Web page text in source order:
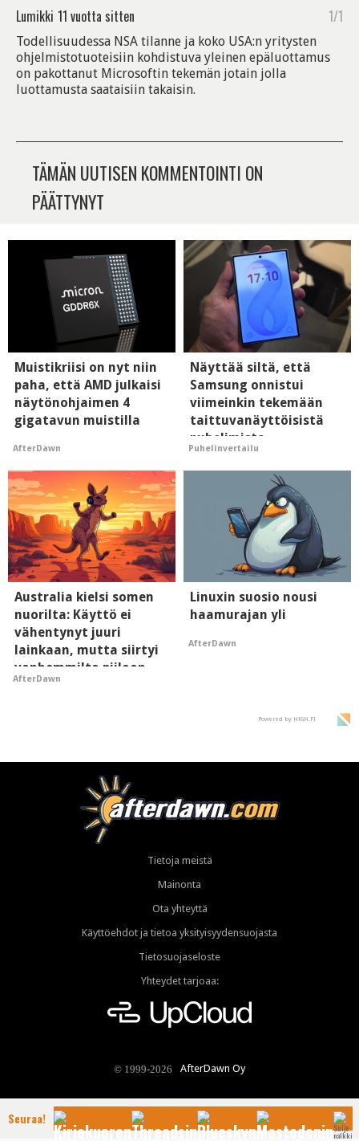
Lumikki 11 vuotta sitten 1/1
Todellisuudessa NSA tilanne ja koko USA:n yritysten
ohjelmistotuoteisiin kohdistuva yleinen epäluottamus
on pakottanut Microsoftin tekemän jotain jolla
luottamusta saataisiin takaisin.
TÄMÄN UUTISEN KOMMENTOINTI ON
PÄÄTTYNYT
Muistikriisi on nyt niin
paha, että AMD julkaisi
näytönohjaimen 4
gigatavun muistilla
AfterDawn
Näyttää siltä, että
Samsung onnistui
viimeinkin tekemään
taittuvanäyttöisistä
puhelimista
supersuosittuja
Puhelinvertailu
Australia kielsi somen
nuorilta: Käyttö ei
vähentynyt juuri
lainkaan, mutta siirtyi
vanhemmilta piiloon
AfterDawn
Linuxin suosio nousi
haamurajan yli
AfterDawn
Powered by HIGH.FI
Tietoja meistä
Mainonta
Ota yhteyttä
Käyttöehdot ja tietoa yksityisyydensuojasta
Tietosuojaseloste
Yhteydet tarjoaa:
© 1999-2026 AfterDawn Oy
Seuraa!